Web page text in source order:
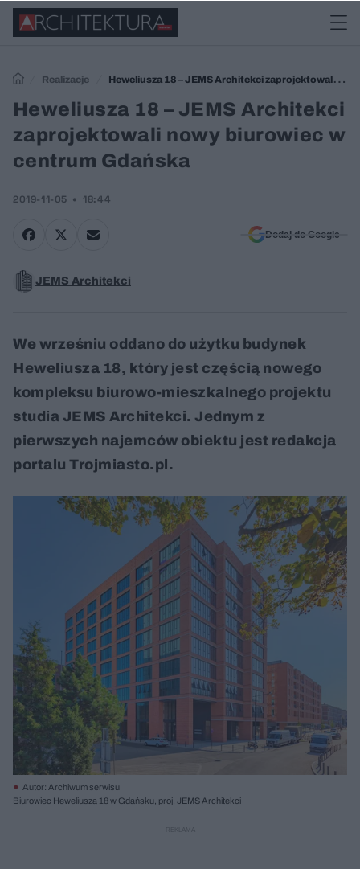
Realizacje
Heweliusza 18 – JEMS Architekci zaprojektowali
nowy biurowiec w centrum Gdańska
Heweliusza 18 – JEMS Architekci
zaprojektowali nowy biurowiec w
centrum Gdańska
2019-11-05 18:44
Dodaj do Google
JEMS Architekci
We wrześniu oddano do użytku budynek
Heweliusza 18, który jest częścią nowego
kompleksu biurowo-mieszkalnego projektu
studia JEMS Architekci. Jednym z
pierwszych najemców obiektu jest redakcja
portalu Trojmiasto.pl.
Autor: Archiwum serwisu
Biurowiec Heweliusza 18 w Gdańsku, proj. JEMS Architekci